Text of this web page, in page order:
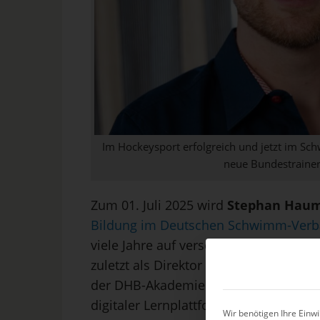
Im Hockeysport erfolgreich und jetzt im
neue
Zum 01. Juli 2025 wird Stephan
Bildung im Deutschen Schwimm-
viele Jahre auf verschiedenen
zuletzt als Direktor Bildung &
der DHB-Akademie ein
digitaler Lernplattformen und
Wir benötigen Ihre